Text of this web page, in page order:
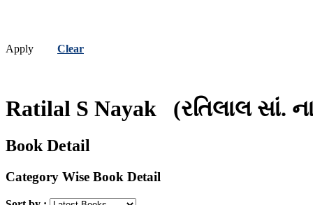
Apply Clear
Ratilal S Nayak (રતિલાલ સાં.
Book Detail
Category Wise Book Detail